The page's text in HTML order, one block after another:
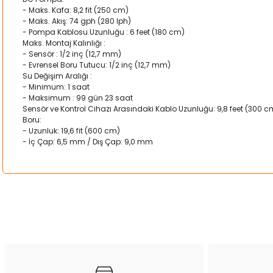
- Maks. Kafa: 8,2 fit (250 cm)
- Maks. Akış: 74 gph (280 lph)
- Pompa Kablosu Uzunluğu : 6 feet (180 cm)
Maks. Montaj Kalınlığı :
- Sensör : 1/2 inç (12,7 mm)
- Evrensel Boru Tutucu: 1/2 inç (12,7 mm)
Su Değişim Aralığı :
- Minimum: 1 saat
- Maksimum : 99 gün 23 saat
Sensör ve Kontrol Cihazı Arasındaki Kablo Uzunluğu: 9,8 feet (300
Boru:
- Uzunluk: 19,6 fit (600 cm)
- İç Çap: 6,5 mm / Dış Çap: 9,0 mm